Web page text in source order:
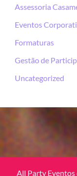
Assessoria
Eventos
Formaturas
Gestão de
Uncategorized
All Party Eventos